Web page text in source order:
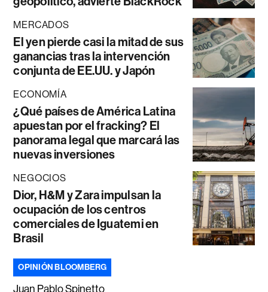
MERCADOS
El yen pierde casi la mitad de sus
ganancias tras la intervención
conjunta de EE.UU. y Japón
ECONOMÍA
¿Qué países de América Latina
apuestan por el fracking? El
panorama legal que marcará las
nuevas inversiones
NEGOCIOS
Dior, H&M y Zara impulsan la
ocupación de los centros
comerciales de Iguatemi en
Brasil
OPINIÓN BLOOMBERG
Juan Pablo Spinetto